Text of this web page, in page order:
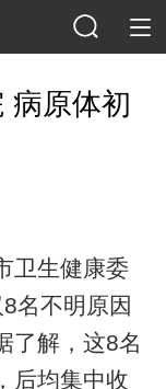
病原体初
卫生健康委
名不明原因
了解，这8名
后均集中收